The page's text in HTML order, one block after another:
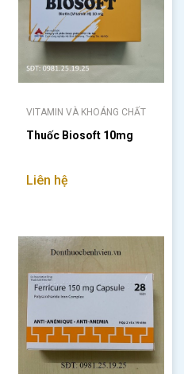
VITAMIN VÀ KHOÁNG CHẤT
Thuốc Biosoft 10mg
Liên hệ